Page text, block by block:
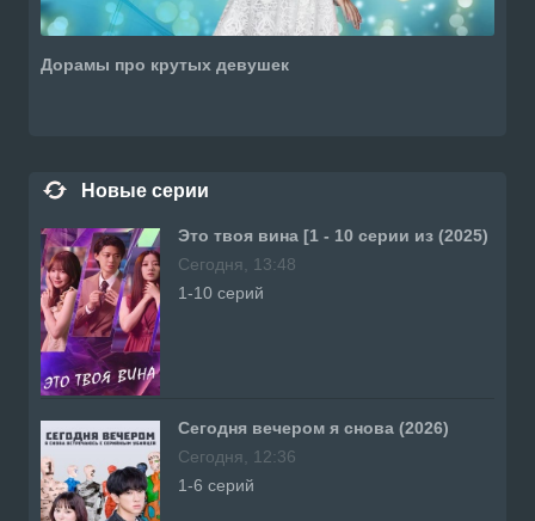
Дорамы про крутых девушек
Новые серии
Это твоя вина [1 - 10 серии из (2025)
Сегодня, 13:48
1-10 серий
Сегодня вечером я снова (2026)
Сегодня, 12:36
1-6 серий